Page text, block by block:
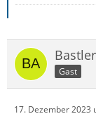
Bastler
Gast
17. Dezember 2023